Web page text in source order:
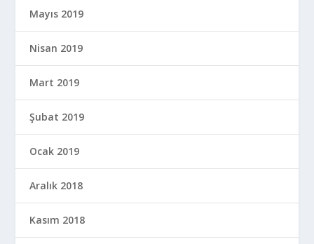
Mayıs 2019
Nisan 2019
Mart 2019
Şubat 2019
Ocak 2019
Aralık 2018
Kasım 2018